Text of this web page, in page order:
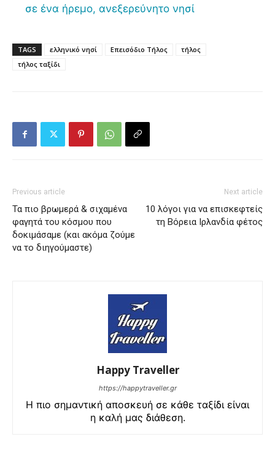
σε ένα ήρεμο, ανεξερεύνητο νησί
TAGS ελληνικό νησί Επεισόδιο Τήλος
τήλος
τήλος ταξίδι
Previous article
Τα πιο βρωμερά & σιχαμένα
φαγητά του κόσμου που
δοκιμάσαμε (και ακόμα ζούμε
να το διηγούμαστε)
Next article
10 λόγοι για να επισκεφτείς
τη Βόρεια Ιρλανδία φέτος
Happy Traveller
https://happytraveller.gr
Η πιο σημαντική αποσκευή σε κάθε ταξίδι είναι
η καλή μας διάθεση.